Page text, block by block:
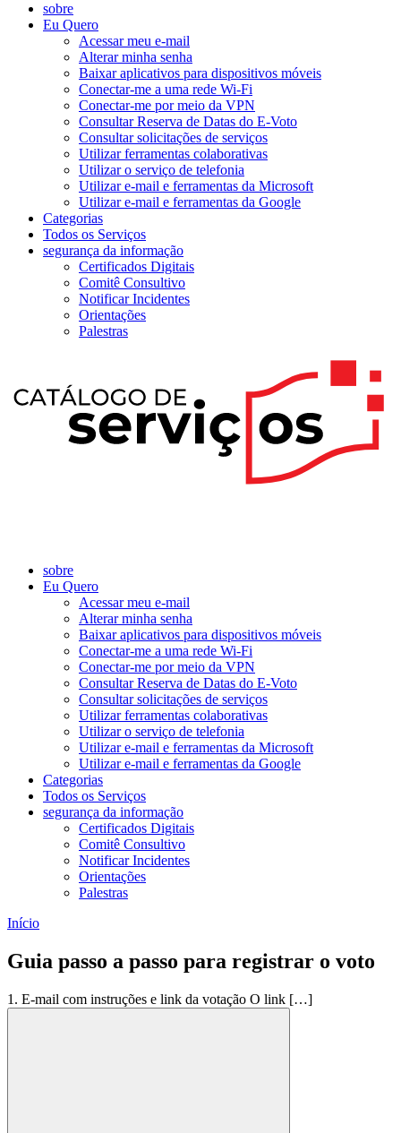
sobre
Eu Quero
Acessar meu e-mail
Alterar minha senha
Baixar aplicativos para dispositivos móveis
Conectar-me a uma rede Wi-Fi
Conectar-me por meio da VPN
Consultar Reserva de Datas do E-Voto
Consultar solicitações de serviços
Utilizar ferramentas colaborativas
Utilizar o serviço de telefonia
Utilizar e-mail e ferramentas da Microsoft
Utilizar e-mail e ferramentas da Google
Categorias
Todos os Serviços
segurança da informação
Certificados Digitais
Comitê Consultivo
Notificar Incidentes
Orientações
Palestras
sobre
Eu Quero
Acessar meu e-mail
Alterar minha senha
Baixar aplicativos para dispositivos móveis
Conectar-me a uma rede Wi-Fi
Conectar-me por meio da VPN
Consultar Reserva de Datas do E-Voto
Consultar solicitações de serviços
Utilizar ferramentas colaborativas
Utilizar o serviço de telefonia
Utilizar e-mail e ferramentas da Microsoft
Utilizar e-mail e ferramentas da Google
Categorias
Todos os Serviços
segurança da informação
Certificados Digitais
Comitê Consultivo
Notificar Incidentes
Orientações
Palestras
Início
Guia passo a passo para registrar o voto
1. E-mail com instruções e link da votação O link […]